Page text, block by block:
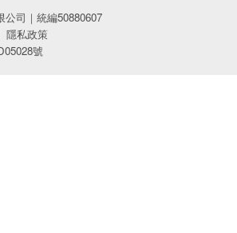
司｜統編50880607
隱私政策
號